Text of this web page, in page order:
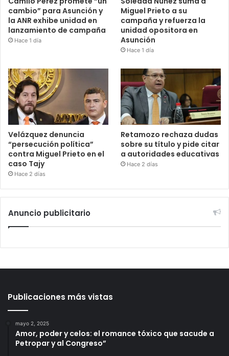
cambio” para Asunción y
la ANR exhibe unidad en
lanzamiento de campaña
Hace 1 día
Miguel Prieto a su
campaña y refuerza la
unidad opositora en
Asunción
Hace 1 día
Velázquez denuncia
“persecución política”
contra Miguel Prieto en el
caso Tajy
Hace 2 días
Retamozo rechaza dudas
sobre su título y pide citar
a autoridades educativas
Hace 2 días
Anuncio publicitario
Publicaciones más vistas
mayo 2, 2025
Amor, poder y celos: el romance tóxico que sacude a
Petropar y al Congreso”